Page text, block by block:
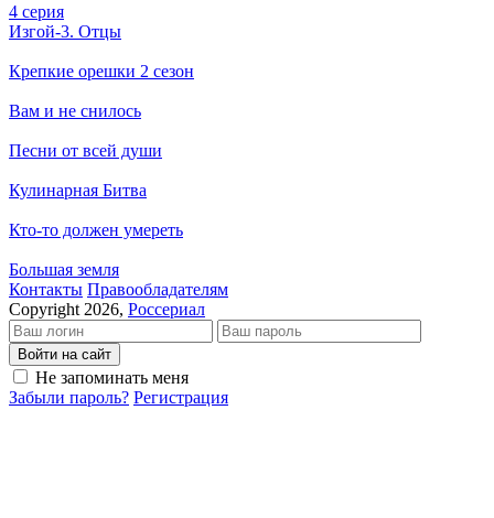
4 серия
Изгой-3. Отцы
Крепкие орешки 2 сезон
Вам и не снилось
Песни от всей души
Кулинарная Битва
Кто-то должен умереть
Большая земля
Кон­так­ты Пра­во­об­ла­да­те­лям
Copyright 2026, Россериал
Войти на сайт
Не запоминать меня
Забыли пароль? Регистрация